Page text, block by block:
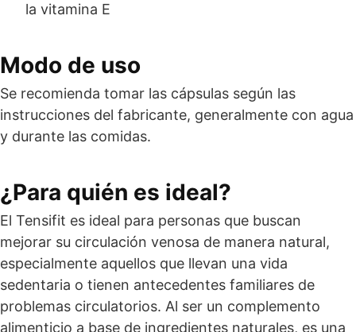
la vitamina E
Modo de uso
Se recomienda tomar las cápsulas según las
instrucciones del fabricante, generalmente con agua
y durante las comidas.
¿Para quién es ideal?
El Tensifit es ideal para personas que buscan
mejorar su circulación venosa de manera natural,
especialmente aquellos que llevan una vida
sedentaria o tienen antecedentes familiares de
problemas circulatorios. Al ser un complemento
alimenticio a base de ingredientes naturales, es una